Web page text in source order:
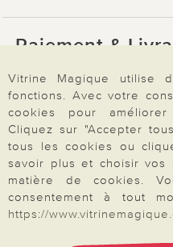
Paiement &
À propos de
Besoin d'aide?
Mentions légales|CGV|
Vitrine Magique utilise
fonctions. Avec votre
cookies pour
Cliquez sur "Accepter
tous les cookies ou
savoir plus et choisir vos
matière de cookies.
consentement à tout
https://